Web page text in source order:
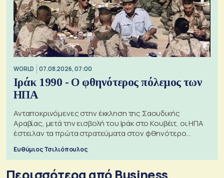
WORLD 07.08.2026, 07:00
Ιράκ 1990 - Ο φθηνότερος πόλεμος των
ΗΠΑ
Ανταποκρινόμενες στην έκκληση της Σαουδικής
Αραβίας, μετά την εισβολή του Ιράκ στο Κουβέιτ, οι ΗΠΑ
έστειλαν τα πρώτα στρατεύματα στον φθηνότερο
Ευθύμιος Τσιλιόπουλος